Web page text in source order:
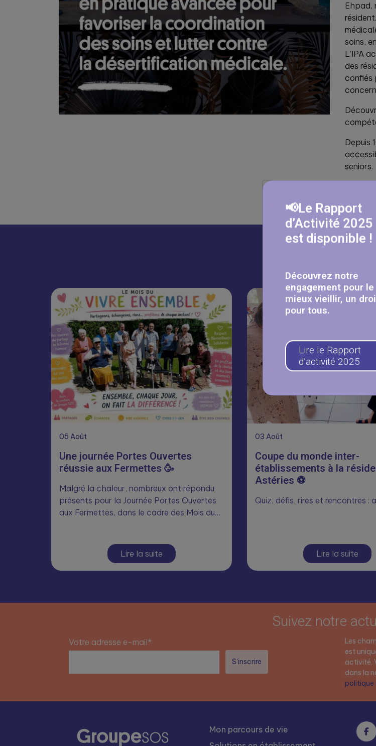
Ehpad,
soins,
L’IPA
des
confiés
Depuis
seniors.
Pour
À lire aussi
05 Août
Une journée Portes Ouvertes
réussie aux Fermettes 🥳
Malgré la chaleur, nombreux ont répondu
présents pour la Journée Portes Ouvertes
aux Fermettes, dans le cadre des Mois du…
Lire la suite
03 Août
Coupe du monde inter-
établissements à la
Astéries ⚽
Quiz, défis, rires et rencontres :
Lire la suite
Suivez notre
Votre adresse e-mail*
Les
est
activité.
dans la
Mon parcours de vie
📢Le Rapport
d’Activité 2025
est disponible !
Découvrez notre
engagement pour le
mieux vieillir, un
pour tous.
Lire le Rapport
d’activité 2025